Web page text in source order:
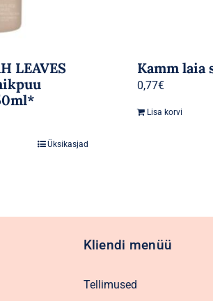
LEAVES
Üksikasjad
Kamm laia
0,77€
Lisa korvi
Kliendi menüü
Tellimused